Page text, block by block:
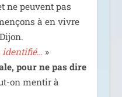
ne peuvent pas
à en vivre
iden­ti­fié… »
pour ne pas dire
on men­tir à